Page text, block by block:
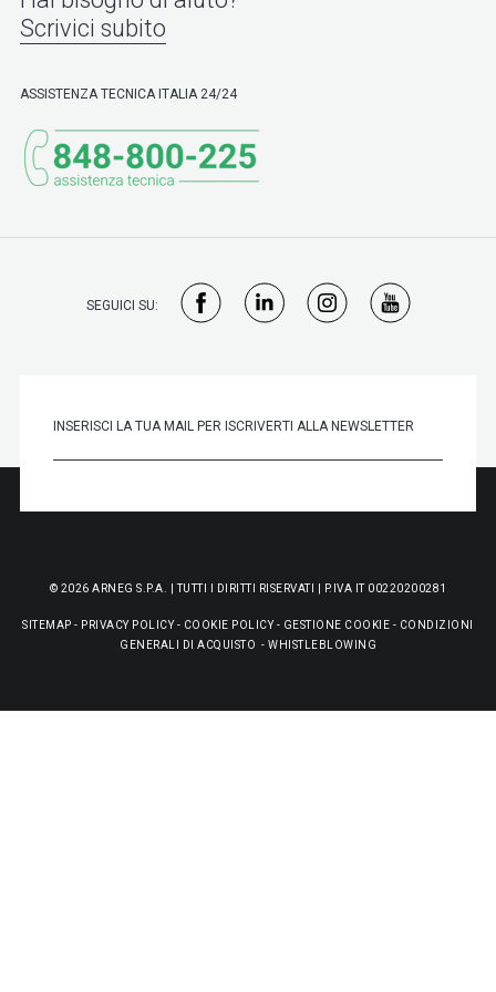
Scrivici subito
ASSISTENZA TECNICA ITALIA 24/24
SEGUICI SU:
© 2026 ARNEG S.P.A. | TUTTI I DIRITTI RISERVATI | P.IVA IT 00220200281
SITEMAP - PRIVACY POLICY- COOKIE POLICY- GESTIONE COOKIE - CONDIZIONI
GENERALI DI ACQUISTO - WHISTLEBLOWING